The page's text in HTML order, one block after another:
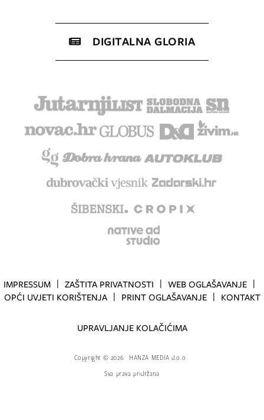
DIGITALNA GLORIA
IMPRESSUM ZAŠTITA PRIVATNOSTI
WEB OGLAŠAVANJE
OPĆI UVJETI KORIŠTENJA
PRINT OGLAŠAVANJE KONTAKT
UPRAVLJANJE KOLAČIĆIMA
Copyright © 2026.
HANZA MEDIA d.o.o
Sva prava pridržana